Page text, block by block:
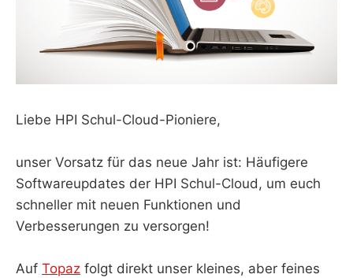
Liebe HPI Schul-Cloud-Pioniere,
unser Vorsatz für das neue Jahr ist: Häufigere
Softwareupdates der HPI Schul-Cloud, um euch
schneller mit neuen Funktionen und
Verbesserungen zu versorgen!
Auf Topaz folgt direkt unser kleines, aber feines